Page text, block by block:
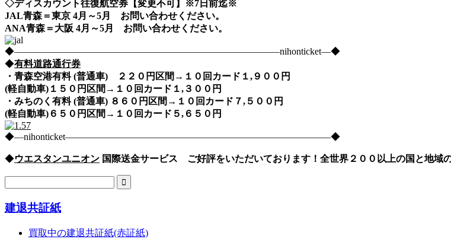
◇ディスカウント往復航空券【変更不可】※7日前迄※
JAL青森＝東京 4月～5月 お問い合わせください。
ANA青森＝大阪 4月～5月 お問い合わせください。
◆――――――――――――――――――――――――――――nihonticket―◆
◆有料道路通行券
・青森空港有料 (普通車) ２２０円区間→１０回カード１,９００円
(軽自動車)１５０円区間→１０回カード１,３００円
・みちのく有料 (普通車) ８６０円区間→１０回カード７,５００円
(軽自動車)６５０円区間→１０回カード５,６５０円
◆―nihonticket――――――――――――――――――――――――――――◆
◆ウエスタンユニオン 国際送金サービス ご好評をいただいております！全世界２００以上の国と地域
建退共証紙
買取中の建退共証紙(赤証紙)